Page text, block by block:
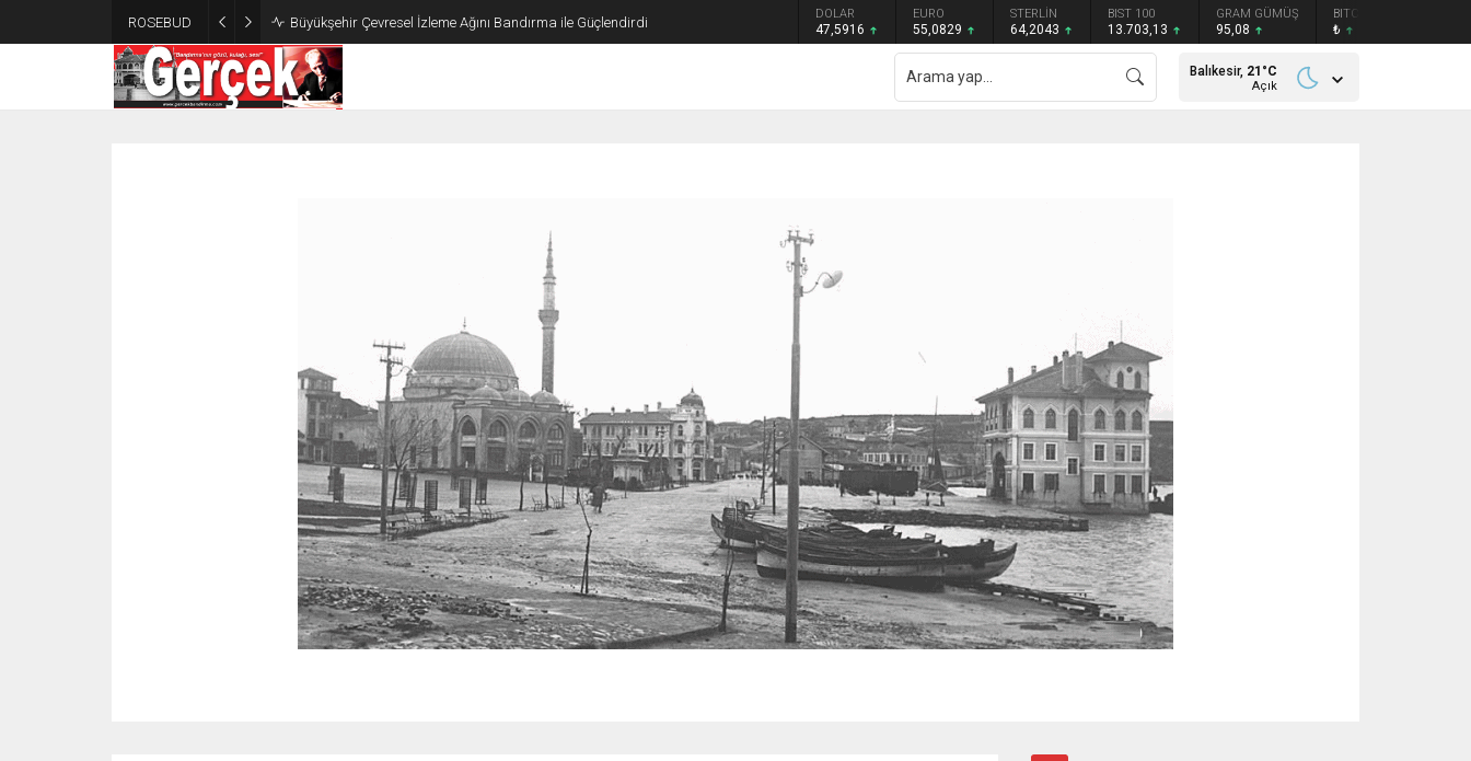
ROSEBUD Büyükşehir Çevresel İzleme Ağını Bandırma ile Güçlendirdi DOLAR
47,5916
EURO
55,0829
STERLİN
64,2043
BIST 100
13.703,13
GRAM GÜMÜŞ
95,08
BITCOIN
₺
Balıkesir, 21 °C
Açık